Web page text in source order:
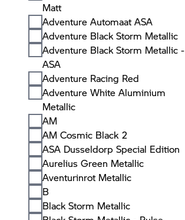
Matt
Adventure Automaat ASA
Adventure Black Storm Metallic
Adventure Black Storm Metallic -
ASA
Adventure Racing Red
Adventure White Aluminium
Metallic
AM
AM Cosmic Black 2
ASA Dusseldorp Special Edition
Aurelius Green Metallic
Aventurinrot Metallic
B
Black Storm Metallic